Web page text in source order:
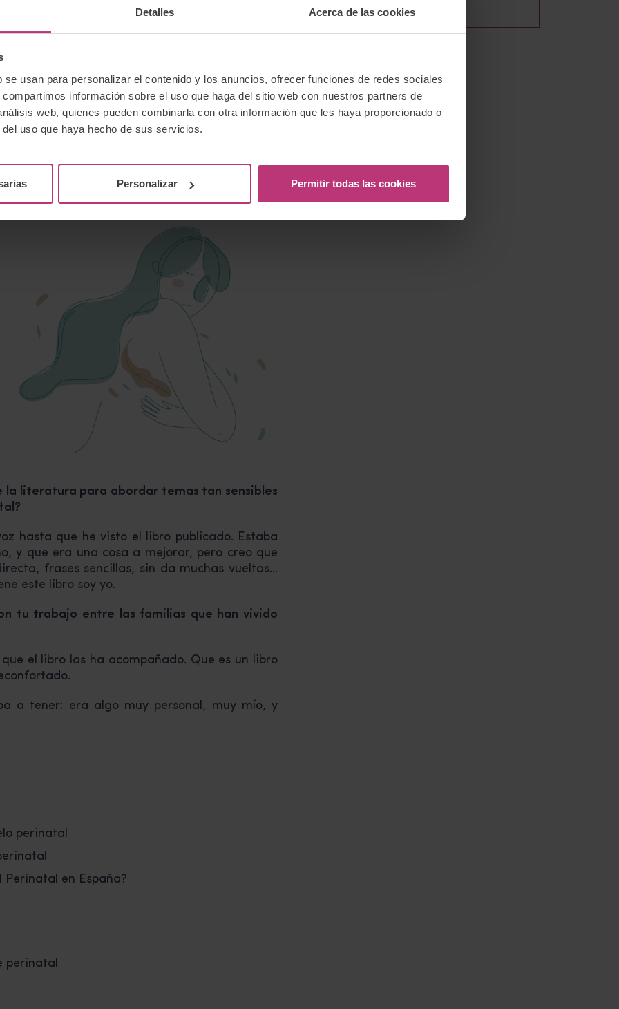
Detalles Acerca de las cookies
usan para personalizar el contenido y los anuncios, ofrecer funciones de redes sociales
información sobre el uso que haga del sitio web con nuestros partners de
web, quienes pueden combinarla con otra información que les haya proporcionado o
uso que haya hecho de sus servicios.
Personalizar Permitir todas las cookies
Inés y que sería un libro diferente. Cada
y son necesarios todos estos relatos que
superan, se aprende a vivir con ellas. Creo que
tiene un proceso diferente. Habrá días que
en los que no lo piensas. Al principio es
que va a haber días en los que no vas a
es muy doloroso, pero también reparador al
literatura para abordar temas tan sensibles
hasta que he visto el libro publicado. Estaba
y que era una cosa a mejorar, pero creo que
frases sencillas, sin da muchas vueltas…
este libro soy yo.
tu trabajo entre las familias que han vivido
el libro las ha acompañado. Que es un libro
a tener: era algo muy personal, muy mío, y
perinatal
Perinatal en España?
perinatal